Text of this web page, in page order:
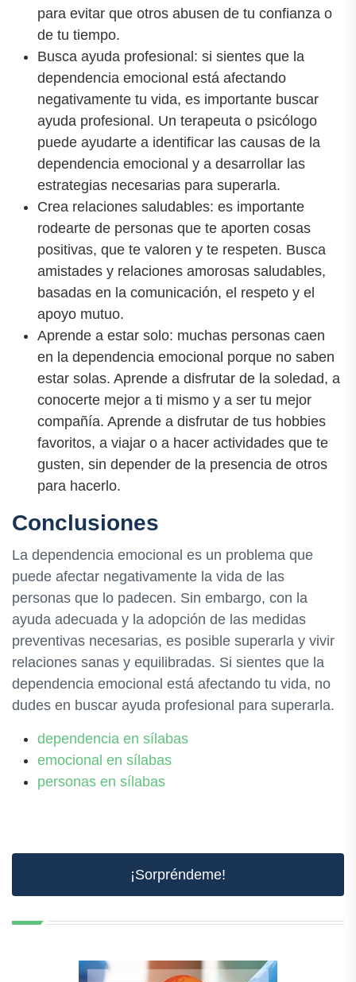
para evitar que otros abusen de tu confianza o
de tu tiempo.
Busca ayuda profesional: si sientes que la
dependencia emocional está afectando
negativamente tu vida, es importante buscar
ayuda profesional. Un terapeuta o psicólogo
puede ayudarte a identificar las causas de la
dependencia emocional y a desarrollar las
estrategias necesarias para superarla.
Crea relaciones saludables: es importante
rodearte de personas que te aporten cosas
positivas, que te valoren y te respeten. Busca
amistades y relaciones amorosas saludables,
basadas en la comunicación, el respeto y el
apoyo mutuo.
Aprende a estar solo: muchas personas caen
en la dependencia emocional porque no saben
estar solas. Aprende a disfrutar de la soledad, a
conocerte mejor a ti mismo y a ser tu mejor
compañía. Aprende a disfrutar de tus hobbies
favoritos, a viajar o a hacer actividades que te
gusten, sin depender de la presencia de otros
para hacerlo.
Conclusiones
La dependencia emocional es un problema que
puede afectar negativamente la vida de las
personas que lo padecen. Sin embargo, con la
ayuda adecuada y la adopción de las medidas
preventivas necesarias, es posible superarla y vivir
relaciones sanas y equilibradas. Si sientes que la
dependencia emocional está afectando tu vida, no
dudes en buscar ayuda profesional para superarla.
dependencia en sílabas
emocional en sílabas
personas en sílabas
¡Sorpréndeme!